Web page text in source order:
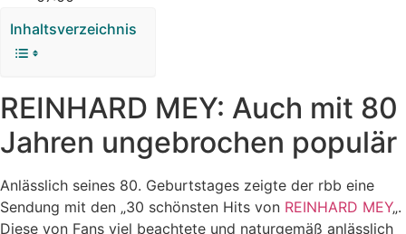
Inhaltsverzeichnis
REINHARD MEY: Auch mit 80
Jahren ungebrochen populär
Anlässlich seines 80. Geburtstages zeigte der rbb eine
Sendung mit den „30 schönsten Hits von REINHARD MEY„.
Diese von Fans viel beachtete und naturgemäß anlässlich